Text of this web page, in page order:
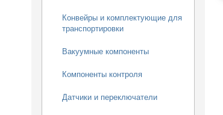
Конвейры и комплектующие для
транспортировки
Вакуумные компоненты
Компоненты контроля
Датчики и переключатели